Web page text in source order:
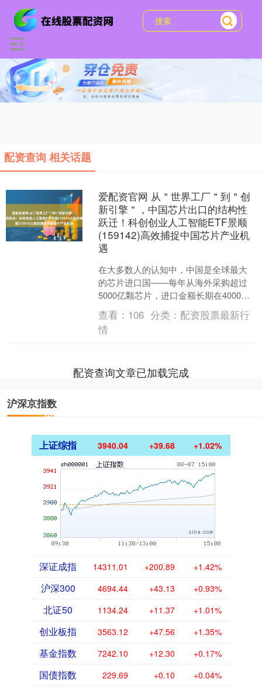
配资查询 相关话题
爱配资官网 从＂世界工厂＂到＂创
新引擎＂，中国芯片出口的结构性
跃迁！科创创业人工智能ETF景顺
(159142)高效捕捉中国芯片产业机
遇
在大多数人的认知中，中国是全球最大
的芯片进口国——每年从海外采购超过
5000亿颗芯片，进口金额长期在4000亿
美元上下波动，这一数字甚至超过了石
油，成为中国单一....
查看： 106 分类： 配资股票最新行
情
配资查询文章已加载完成
沪深京指数
上证综指 3940.04 +39.68 +1.02%
深证成指 14311.01 +200.89 +1.42%
沪深300 4694.44 +43.13 +0.93%
北证50 1134.24 +11.37 +1.01%
创业板指 3563.12 +47.56 +1.35%
基金指数 7242.10 +12.30 +0.17%
国债指数 229.69 +0.10 +0.04%